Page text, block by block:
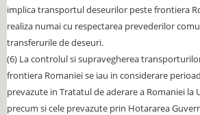
implica transportul deseurilor peste frontiera
realiza numai cu respectarea prevederilor
transferurile de deseuri.
(6) La controlul si supravegherea
frontiera Romaniei se iau in considerare
prevazute in Tratatul de aderare a Romaniei la
precum si cele prevazute prin Hotararea